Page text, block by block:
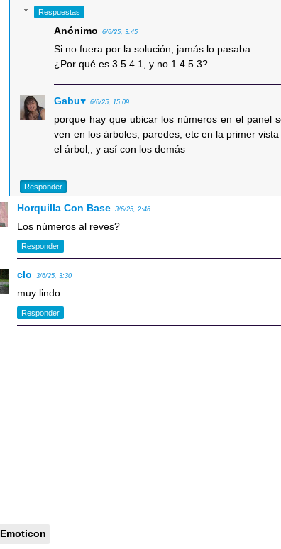
Respuestas
Anónimo 6/6/25, 3:45
Si no fuera por la solución, jamás lo pasaba...
¿Por qué es 3 5 4 1, y no 1 4 5 3?
Gabu♥ 6/6/25, 15:09
porque hay que ubicar los números en el panel
ven en los árboles, paredes, etc en la primer
el árbol,, y así con los demás
Responder
Horquilla Con Base 3/6/25, 2:46
Los números al reves?
Responder
clo 3/6/25, 3:30
muy lindo
Responder
Emoticon